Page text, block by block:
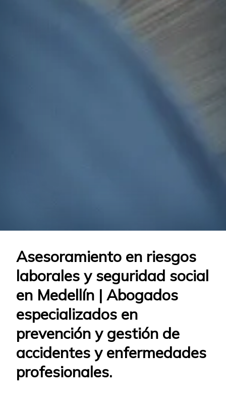
Asesoramiento en riesgos
laborales y seguridad social
en Medellín | Abogados
especializados en
prevención y gestión de
accidentes y enfermedades
profesionales.